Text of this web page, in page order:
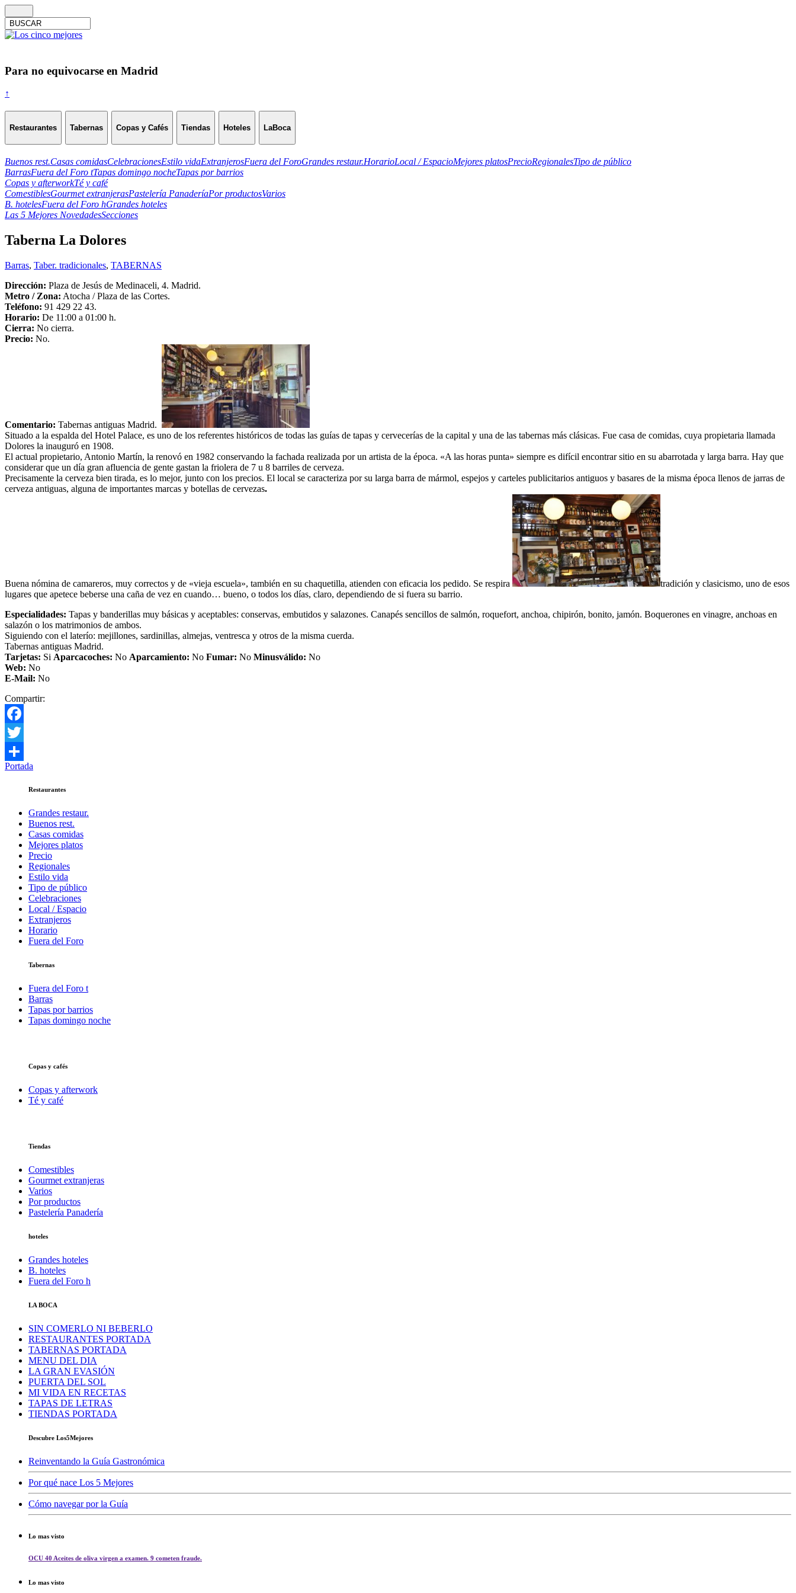
Para no equivocarse en Madrid
↑
Restaurantes Tabernas Copas y Cafés Tiendas Hoteles LaBoca
Buenos rest.Casas comidasCelebracionesEstilo vidaExtranjerosFuera del ForoGrandes restaur.HorarioLocal / EspacioMejores platosPrecioRegionalesTipo de público
BarrasFuera del Foro tTapas domingo nocheTapas por barrios
Copas y afterworkTé y café
ComestiblesGourmet extranjerasPastelería PanaderíaPor productosVarios
B. hotelesFuera del Foro hGrandes hoteles
Las 5 Mejores NovedadesSecciones
Taberna La Dolores
Barras, Taber. tradicionales, TABERNAS
Dirección: Plaza de Jesús de Medinaceli, 4. Madrid.
Metro / Zona: Atocha / Plaza de las Cortes.
Teléfono: 91 429 22 43.
Horario: De 11:00 a 01:00 h.
Cierra: No cierra.
Precio: No.
Comentario: Tabernas antiguas Madrid.
Situado a la espalda del Hotel Palace, es uno de los referentes históricos de todas las guías de tapas y cervecerías de la capital y una de las tabernas más clásicas. Fue casa de comidas, cuya propietaria llamada
Dolores la inauguró en 1908.
El actual propietario, Antonio Martín, la renovó en 1982 conservando la fachada realizada por un artista de la época. «A las horas punta» siempre es difícil encontrar sitio en su abarrotada y larga barra. Hay que
considerar que un día gran afluencia de gente gastan la friolera de 7 u 8 barriles de cerveza.
Precisamente la cerveza bien tirada, es lo mejor, junto con los precios. El local se caracteriza por su larga barra de mármol, espejos y carteles publicitarios antiguos y basares de la misma época llenos de jarras de
cerveza antiguas, alguna de importantes marcas y botellas de cervezas.
Buena nómina de camareros, muy correctos y de «vieja escuela», también en su chaquetilla, atienden con eficacia los pedido. Se respira
tradición y clasicismo, uno de esos
lugares que apetece beberse una caña de vez en cuando… bueno, o todos los días, claro, dependiendo de si fuera su barrio.
Especialidades: Tapas y banderillas muy básicas y aceptables: conservas, embutidos y salazones. Canapés sencillos de salmón, roquefort, anchoa, chipirón, bonito, jamón. Boquerones en vinagre, anchoas en
salazón o los matrimonios de ambos.
Siguiendo con el laterío: mejillones, sardinillas, almejas, ventresca y otros de la misma cuerda.
Tabernas antiguas Madrid.
Tarjetas: Si Aparcacoches: No Aparcamiento: No Fumar: No Minusválido: No
Web: No
E-Mail: No
Compartir:
Facebook
Twitter
Compartir
Portada
Restaurantes
Grandes restaur.
Buenos rest.
Casas comidas
Mejores platos
Precio
Regionales
Estilo vida
Tipo de público
Celebraciones
Local / Espacio
Extranjeros
Horario
Fuera del Foro
Tabernas
Fuera del Foro t
Barras
Tapas por barrios
Tapas domingo noche
Copas y cafés
Copas y afterwork
Té y café
Tiendas
Comestibles
Gourmet extranjeras
Varios
Por productos
Pastelería Panadería
hoteles
Grandes hoteles
B. hoteles
Fuera del Foro h
LA BOCA
SIN COMERLO NI BEBERLO
RESTAURANTES PORTADA
TABERNAS PORTADA
MENU DEL DIA
LA GRAN EVASIÓN
PUERTA DEL SOL
MI VIDA EN RECETAS
TAPAS DE LETRAS
TIENDAS PORTADA
Descubre Los5Mejores
Reinventando la Guía Gastronómica
Por qué nace Los 5 Mejores
Cómo navegar por la Guía
Lo mas visto
OCU 40 Aceites de oliva virgen a examen. 9 cometen fraude.
Lo mas visto